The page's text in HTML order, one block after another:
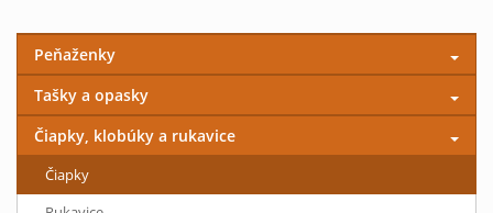
Peňaženky
Tašky a opasky
Čiapky, klobúky a rukavice
Čiapky